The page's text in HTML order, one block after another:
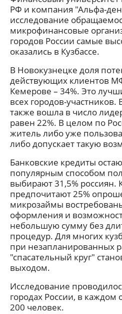
РФ и компания "Альфа-
исследование
микрофинансовые
городов России самые
оказались в Кузбассе.
В Новокузнецке доля
действующих клиентов
Кемерове – 34%. Это
всех городов-участников.
также вошла в число
равен 22%. В целом по
житель либо уже
либо допускает такую
Банковские кредиты
популярным способом
выбирают 31,5% россиян.
предпочитают 25%
микрозаймы
оформления и
небольшую сумму без
процедур. Для многих
при незапланированных
"спасательный круг"
выходом.
Исследование
городах России, в
200 человек.